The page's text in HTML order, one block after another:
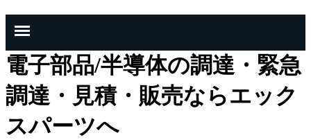
電子部品/半導体の調達・緊急
調達・見積・販売ならエック
スパーツへ